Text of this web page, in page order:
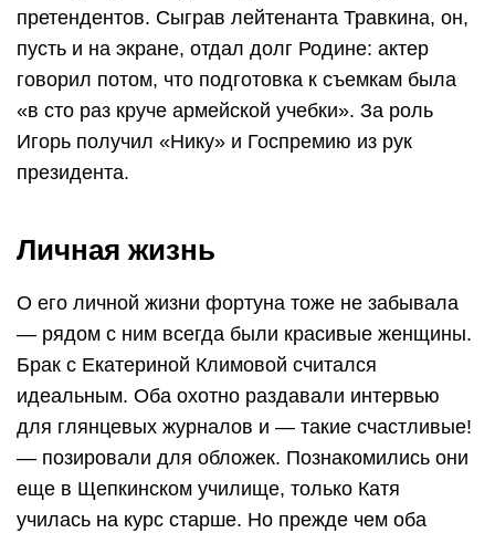
претендентов. Сыграв лейтенанта Травкина, он,
пусть и на экране, отдал долг Родине: актер
говорил потом, что подготовка к съемкам была
«в сто раз круче армейской учебки». За роль
Игорь получил «Нику» и Госпремию из рук
президента.
Личная жизнь
О его личной жизни фортуна тоже не забывала
— рядом с ним всегда были красивые женщины.
Брак с Екатериной Климовой считался
идеальным. Оба охотно раздавали интервью
для глянцевых журналов и — такие счастливые!
— позировали для обложек. Познакомились они
еще в Щепкинском училище, только Катя
училась на курс старше. Но прежде чем оба